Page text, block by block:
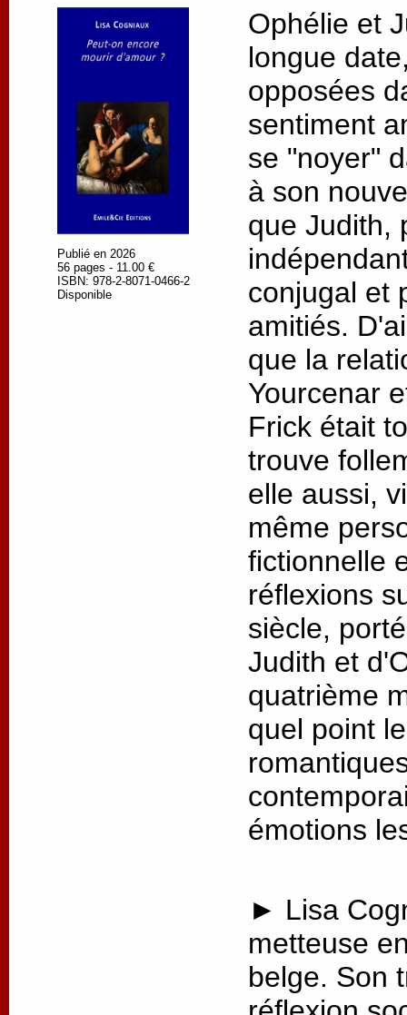
Publié en 2026
56 pages - 11.00 €
ISBN: 978-2-8071-0466-2
Disponible
Ophélie et
longue
opposées
sentiment
se "noyer"
à son
que Judith,
conjugal et
amitiés.
que la
Yourcenar
Frick était
trouve
elle aussi,
même
fictionnelle
réflexions
siècle,
Judith et
quatrième
quel point
émotions
► Lisa
metteuse
belge. Son